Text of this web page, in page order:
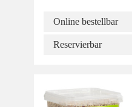
Online bestellbar
Reservierbar